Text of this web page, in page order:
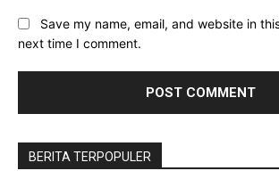
Save my name, email, and website in
next time I comment.
BERITA TERPOPULER